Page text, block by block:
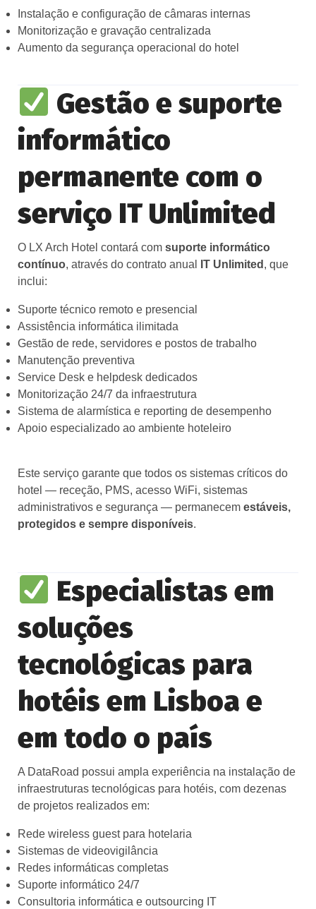
Instalação e configuração de câmaras internas
Monitorização e gravação centralizada
Aumento da segurança operacional do hotel
Gestão e suporte
informático
permanente com o
serviço IT Unlimited
O LX Arch Hotel contará com suporte informático
contínuo, através do contrato anual IT Unlimited , que
inclui:
Suporte técnico remoto e presencial
Assistência informática ilimitada
Gestão de rede, servidores e postos de trabalho
Manutenção preventiva
Service Desk e helpdesk dedicados
Monitorização 24/7 da infraestrutura
Sistema de alarmística e reporting de desempenho
Apoio especializado ao ambiente hoteleiro
Este serviço garante que todos os sistemas críticos do
hotel — receção, PMS, acesso WiFi, sistemas
administrativos e segurança — permanecem estáveis,
protegidos e sempre disponíveis.
Especialistas em
soluções
tecnológicas para
hotéis em Lisboa e
em todo o país
A DataRoad possui ampla experiência na instalação de
infraestruturas tecnológicas para hotéis, com dezenas
de projetos realizados em:
Rede wireless guest para hotelaria
Sistemas de videovigilância
Redes informáticas completas
Suporte informático 24/7
Consultoria informática e outsourcing IT